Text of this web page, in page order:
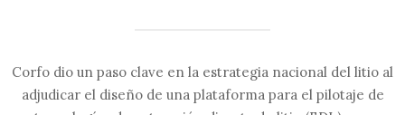
Corfo dio un paso clave en la estrategia nacional del litio al
adjudicar el diseño de una plataforma para el pilotaje de